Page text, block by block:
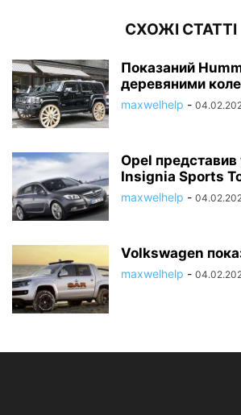
СХОЖІ СТАТТІ
Показаний
деревяними
maxwelhelp -
Opel представив
Insignia Sports
maxwelhelp -
Volkswagen
maxwelhelp -